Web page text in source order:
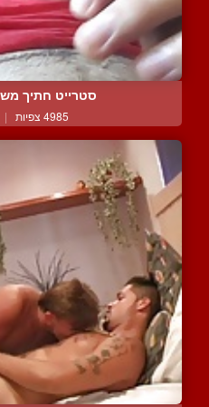
סטרייט חתיך
4985 צפיות |